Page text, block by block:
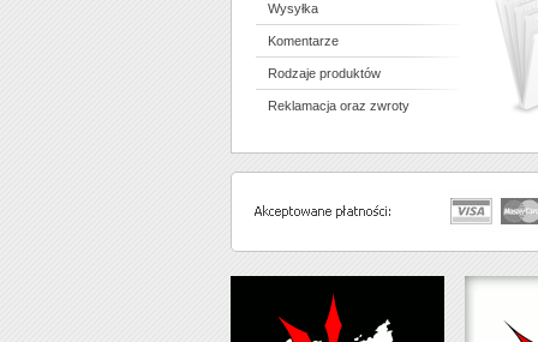
Wysyłka
Komentarze
Rodzaje produktów
Reklamacja oraz zwroty